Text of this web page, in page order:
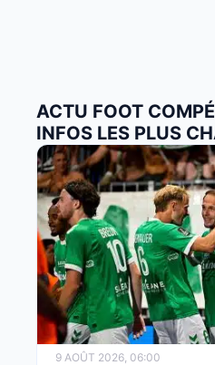
ACTU FOOT
INFOS LES PLUS
9 AOÛT 2026, 06:00